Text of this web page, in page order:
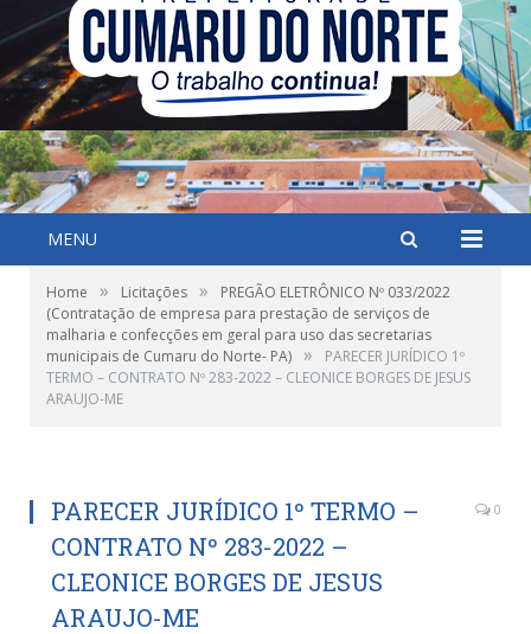
MENU
Home » Licitações »
PREGÃO ELETRÔNICO Nº 033/2022
(Contratação de empresa para prestação de serviços de
malharia e confecções em geral para uso das secretarias
municipais de Cumaru do Norte- PA) »
PARECER JURÍDICO 1º
TERMO – CONTRATO Nº 283-2022 – CLEONICE BORGES DE JESUS
ARAUJO-ME
PARECER JURÍDICO 1º TERMO –
CONTRATO Nº 283-2022 –
CLEONICE BORGES DE JESUS
ARAUJO-ME
0